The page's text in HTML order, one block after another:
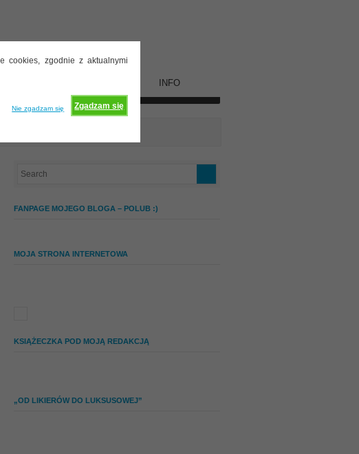
cookies, zgodnie z aktualnymi
Zgadzam się
Nie zgadzam się
INFO
FANPAGE MOJEGO BLOGA – POLUB :)
MOJA STRONA INTERNETOWA
KSIĄŻECZKA POD MOJĄ REDAKCJĄ
„OD LIKIERÓW DO LUKSUSOWEJ”